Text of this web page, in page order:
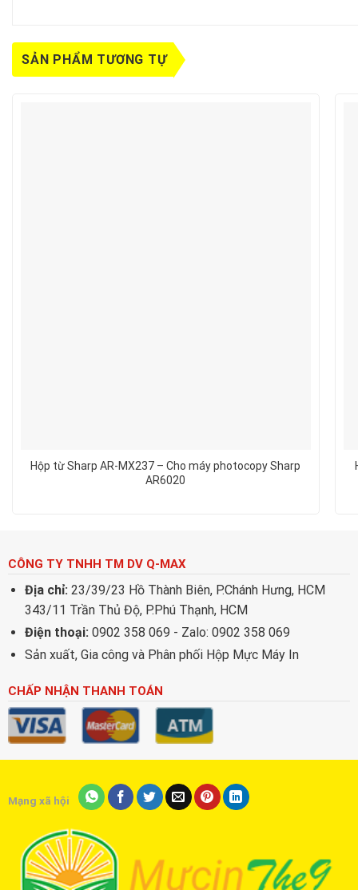
SẢN PHẨM TƯƠNG TỰ
Hộp từ Sharp AR-MX237 – Cho máy photocopy Sharp
AR6020
CÔNG TY TNHH TM DV Q-MAX
Địa chỉ: 23/39/23 Hồ Thành Biên, P.Chánh Hưng, HCM
343/11 Trần Thủ Độ, P.Phú Thạnh, HCM
Điện thoại: 0902 358 069 - Zalo: 0902 358 069
Sản xuất, Gia công và Phân phối Hộp Mực Máy In
CHẤP NHẬN THANH TOÁN
Mạng xã hội